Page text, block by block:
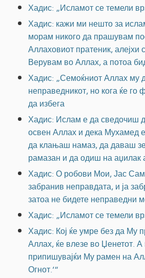
Хадис: „Исламот се темели
Хадис: кажи ми нешто за
морам никого да прашувам
Аллаховиот пратеник, алејхи
Верувам во Аллах, а потоа
Хадис: „Семоќниот Аллах му
неправедникот, но кога ќе
да избега
Хадис: Ислам е да сведочиш
освен Аллах и дека Мухамед
да клањаш намаз, да даваш
рамазан и да одиш на аџилак
Хадис: О робови Мои, Јас
забранив неправдата, и ја
затоа не бидете неправедни
Хадис: „Исламот се темели
Хадис: Кој ќе умре без да Му
Аллах, ќе влезе во Џенетот. А
припишувајќи Му рамен на
Огнот.’“